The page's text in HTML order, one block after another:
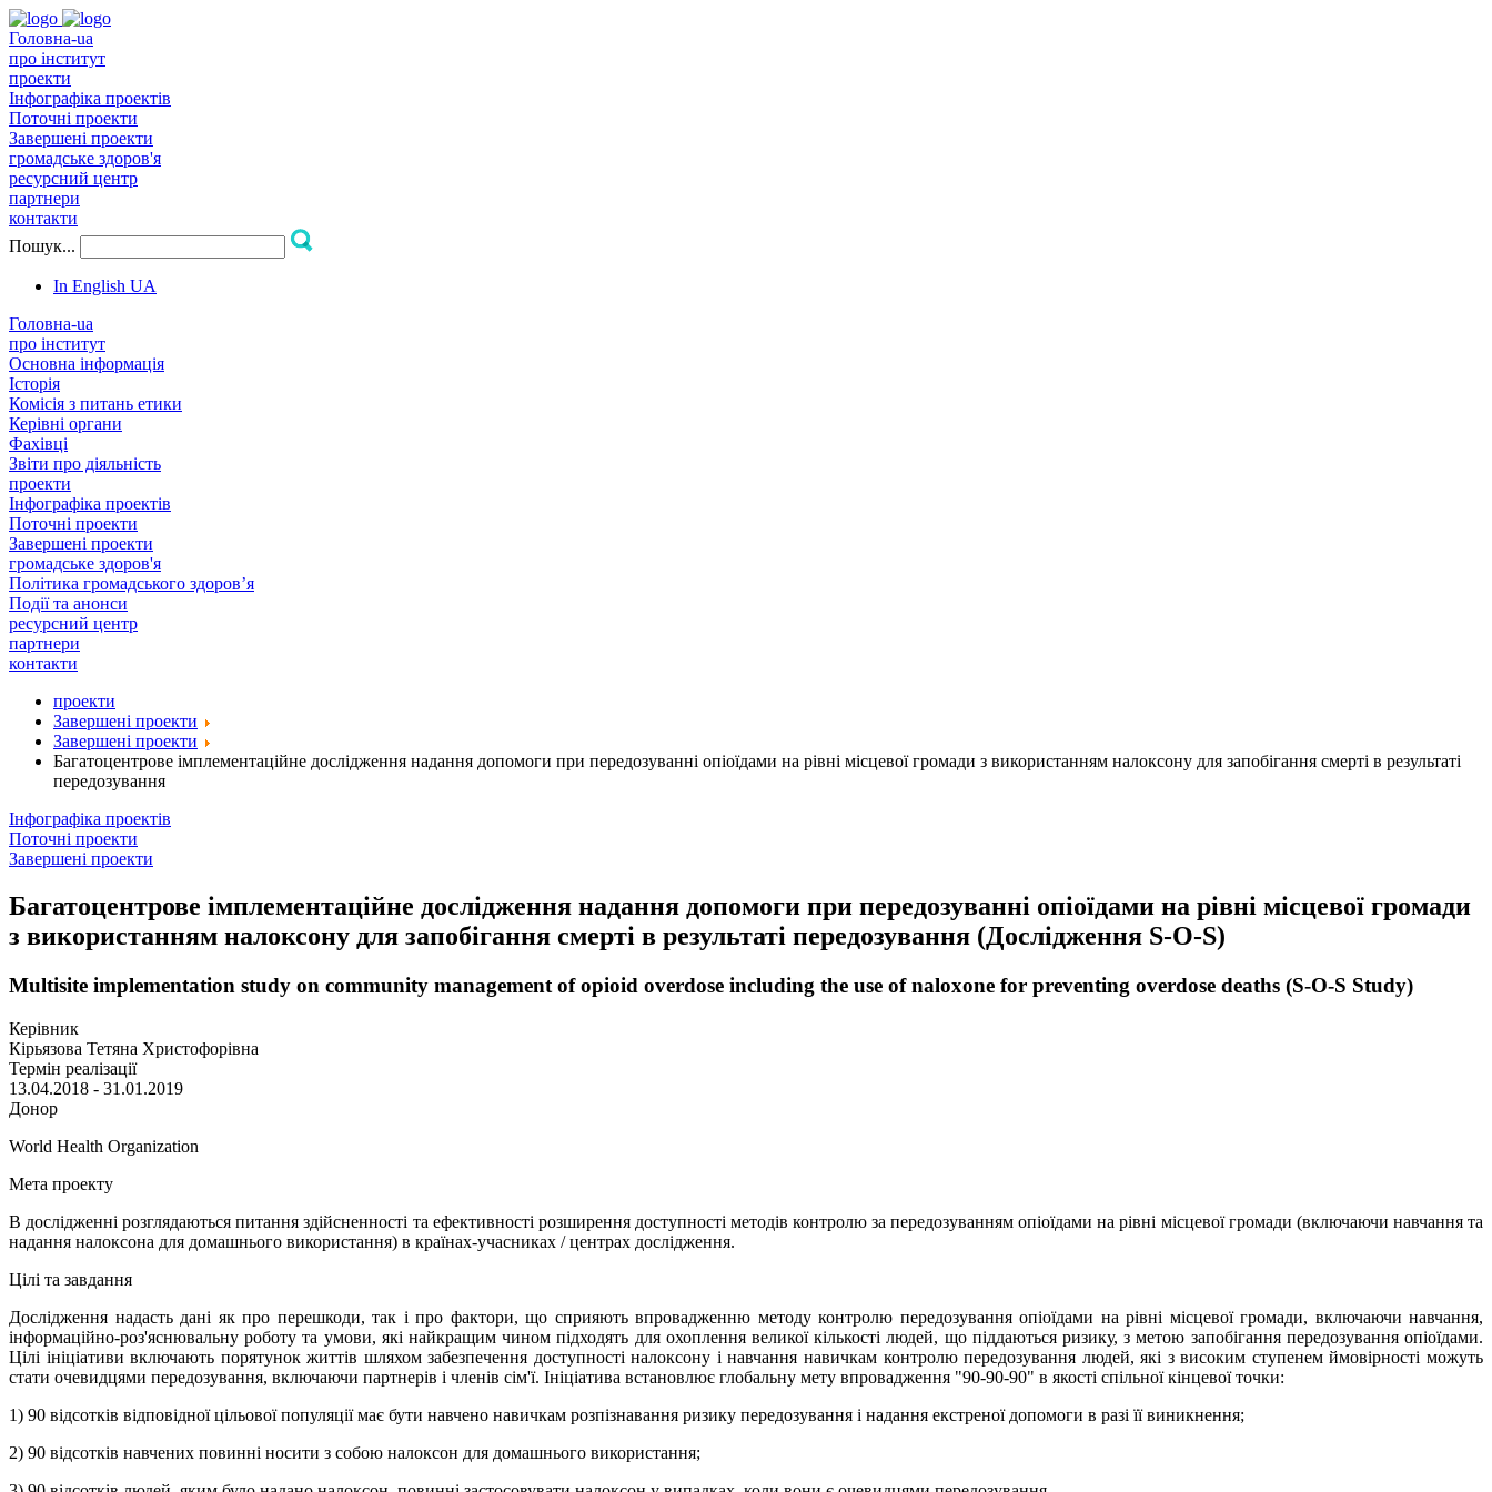
Головна-ua
про інститут
проекти
Інфографіка проектів
Поточні проекти
Завершені проекти
громадське здоров'я
ресурсний центр
партнери
контакти
Пошук...
In English UA
Головна-ua
про інститут
Основна інформація
Історія
Комісія з питань етики
Керівні органи
Фахівці
Звіти про діяльність
проекти
Інфографіка проектів
Поточні проекти
Завершені проекти
громадське здоров'я
Політика громадського здоров’я
Події та анонси
ресурсний центр
партнери
контакти
проекти
Завершені проекти
Завершені проекти
Багатоцентрове імплементаційне дослідження надання допомоги при передозуванні опіоїдами на рівні місцевої громади з використанням налоксону для запобігання смерті в результаті
передозування
Інфографіка проектів
Поточні проекти
Завершені проекти
Багатоцентрове імплементаційне дослідження надання допомоги при передозуванні опіоїдами на рівні місцевої громади
з використанням налоксону для запобігання смерті в результаті передозування (Дослідження S-O-S)
Multisite implementation study on community management of opioid overdose including the use of naloxone for preventing overdose deaths (S-O-S Study)
Керівник
Кірьязова Тетяна Христофорівна
Термін реалізації
13.04.2018 - 31.01.2019
Донор
World Health Organization
Мета проекту
В дослідженні розглядаються питання здійсненності та ефективності розширення доступності методів контролю за передозуванням опіоїдами на рівні місцевої громади (включаючи навчання та
надання налоксона для домашнього використання) в країнах-учасниках / центрах дослідження.
Цілі та завдання
Дослідження надасть дані як про перешкоди, так і про фактори, що сприяють впровадженню методу контролю передозування опіоїдами на рівні місцевої громади, включаючи навчання,
інформаційно-роз'яснювальну роботу та умови, які найкращим чином підходять для охоплення великої кількості людей, що піддаються ризику, з метою запобігання передозування опіоїдами.
Цілі ініціативи включають порятунок життів шляхом забезпечення доступності налоксону і навчання навичкам контролю передозування людей, які з високим ступенем ймовірності можуть
стати очевидцями передозування, включаючи партнерів і членів сім'ї. Ініціатива встановлює глобальну мету впровадження "90-90-90" в якості спільної кінцевої точки:
1) 90 відсотків відповідної цільової популяції має бути навчено навичкам розпізнавання ризику передозування і надання екстреної допомоги в разі її виникнення;
2) 90 відсотків навчених повинні носити з собою налоксон для домашнього використання;